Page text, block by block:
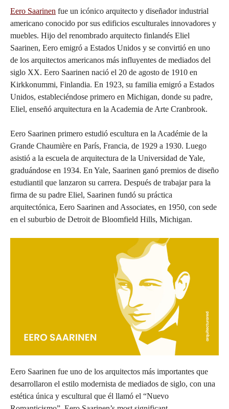
Eero Saarinen fue un icónico arquitecto y diseñador industrial
americano conocido por sus edificios esculturales innovadores y
muebles. Hijo del renombrado arquitecto finlandés Eliel
Saarinen, Eero emigró a Estados Unidos y se convirtió en uno
de los arquitectos americanos más influyentes de mediados del
siglo XX. Eero Saarinen nació el 20 de agosto de 1910 en
Kirkkonummi, Finlandia. En 1923, su familia emigró a Estados
Unidos, estableciéndose primero en Michigan, donde su padre,
Eliel, enseñó arquitectura en la Academia de Arte Cranbrook.
Eero Saarinen primero estudió escultura en la Académie de la
Grande Chaumière en París, Francia, de 1929 a 1930. Luego
asistió a la escuela de arquitectura de la Universidad de Yale,
graduándose en 1934. En Yale, Saarinen ganó premios de diseño
estudiantil que lanzaron su carrera. Después de trabajar para la
firma de su padre Eliel, Saarinen fundó su práctica
arquitectónica, Eero Saarinen and Associates, en 1950, con sede
en el suburbio de Detroit de Bloomfield Hills, Michigan.
Eero Saarinen fue uno de los arquitectos más importantes que
desarrollaron el estilo modernista de mediados de siglo, con una
estética única y escultural que él llamó el “Nuevo